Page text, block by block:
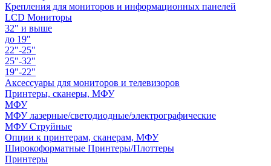
Крепления для мониторов и информационных панелей
LCD Мониторы
32" и выше
до 19"
22"-25"
25"-32"
19"-22"
Аксессуары для мониторов и телевизоров
Принтеры, сканеры, МФУ
МФУ
МФУ лазерные/светодиодные/электрографические
МФУ Струйные
Опции к принтерам, сканерам, МФУ
Широкоформатные Принтеры/Плоттеры
Принтеры